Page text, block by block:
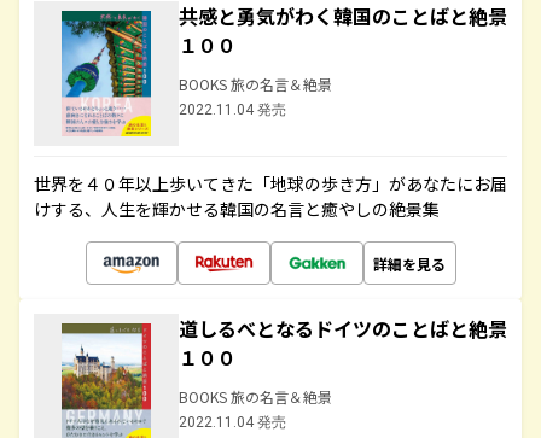
共感と勇気がわく韓国のことばと絶景
１００
BOOKS 旅の名言＆絶景
2022.11.04 発売
世界を４０年以上歩いてきた「地球の歩き方」があなたにお届
けする、人生を輝かせる韓国の名言と癒やしの絶景集
詳細を見る
道しるべとなるドイツのことばと絶景
１００
BOOKS 旅の名言＆絶景
2022.11.04 発売